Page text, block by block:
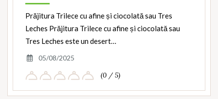
Prăjitura Trilece cu afine și ciocolată sau Tres
Leches Prăjitura Trilece cu afine și ciocolată sau
Tres Leches este un desert…
05/08/2025
(0 / 5)